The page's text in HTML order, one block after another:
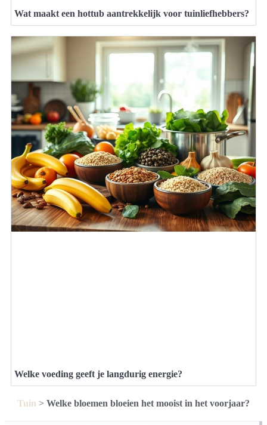
Wat maakt een hottub aantrekkelijk voor tuinliefhebbers?
Welke voeding geeft je langdurig energie?
Tuin > Welke bloemen bloeien het mooist in het voorjaar?